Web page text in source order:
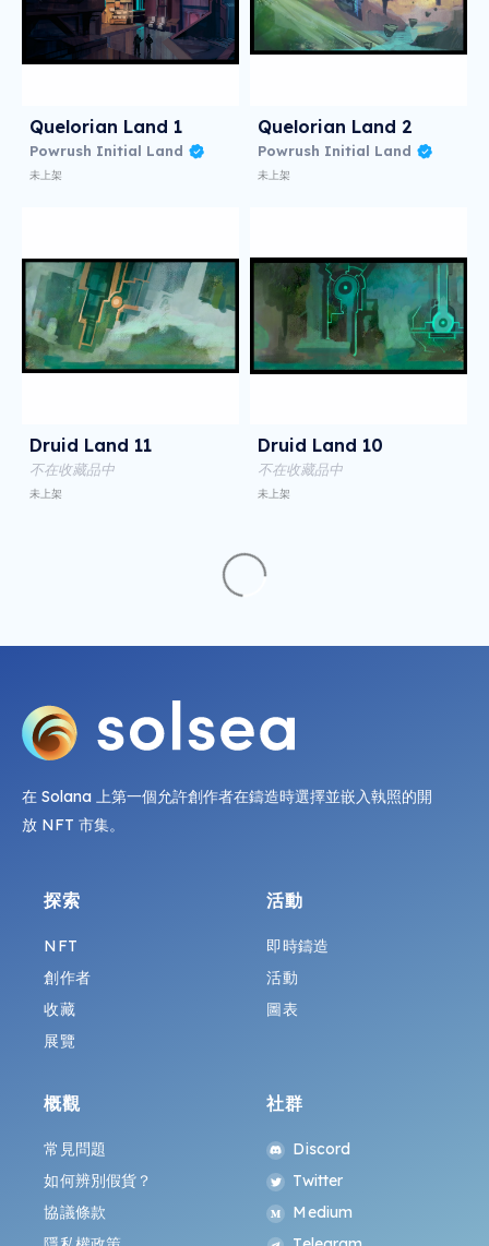
Quelorian Land 1
Powrush Initial Land
未上架
Quelorian Land 2
Powrush Initial Land
未上架
Druid Land 11
不在收藏品中
未上架
Druid Land 10
不在收藏品中
未上架
在 Solana 上第一個允許創作者在鑄造時選擇並嵌入執照的開
放 NFT 市集。
探索
NFT
創作者
收藏
展覽
活動
即時鑄造
活動
圖表
概觀
常見問題
如何辨別假貨？
協議條款
社群
Discord
Twitter
Medium